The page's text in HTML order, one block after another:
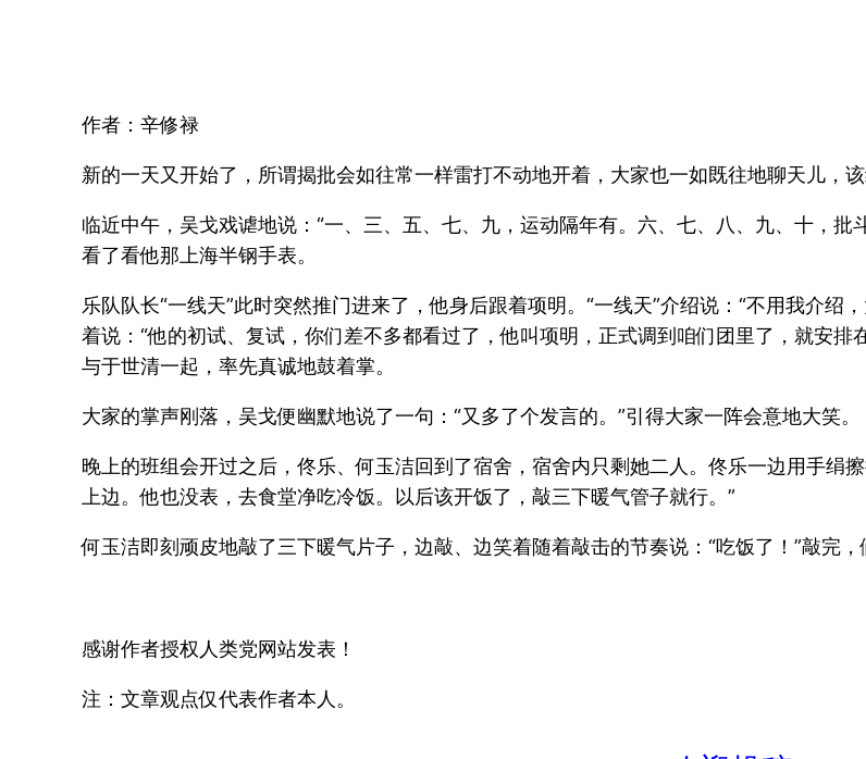
作者：辛修禄
新的一天又开始了，所谓揭批会如往常一样雷打不动地开着，大家也一如既往地聊天儿，该
临近中午，吴戈戏谑地说：“一、三、五、七、九，运动隔年有。六、七、八、九、十，批
看了看他那上海半钢手表。
乐队队长“一线天”此时突然推门进来了，他身后跟着项明。“一线天”介绍说：“不用我介绍
着说：“他的初试、复试，你们差不多都看过了，他叫项明，正式调到咱们团里了，就安排
与于世清一起，率先真诚地鼓着掌。
大家的掌声刚落，吴戈便幽默地说了一句：“又多了个发言的。”引得大家一阵会意地大笑。
晚上的班组会开过之后，佟乐、何玉洁回到了宿舍，宿舍内只剩她二人。佟乐一边用手绢
上边。他也没表，去食堂净吃冷饭。以后该开饭了，敲三下暖气管子就行。”
何玉洁即刻顽皮地敲了三下暖气片子，边敲、边笑着随着敲击的节奏说：“吃饭了！”敲完，
感谢作者授权人类党网站发表！
注：文章观点仅代表作者本人。